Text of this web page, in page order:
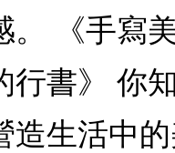
《手寫
書》 你
生活中